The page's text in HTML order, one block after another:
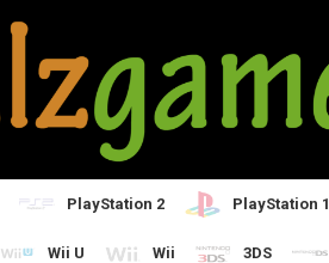
PlayStation 2 PlayStation 1
Wii U Wii 3DS